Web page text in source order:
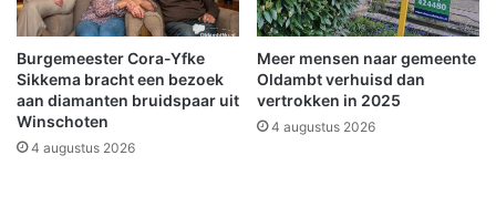
l
l
e
n
d
h
u
l
p
Burgemeester Cora-Yfke
Sikkema bracht een bezoek
aan diamanten bruidspaar uit
Winschoten
4 augustus 2026
Meer mensen naar gemeente
Oldambt verhuisd dan
vertrokken in 2025
4 augustus 2026